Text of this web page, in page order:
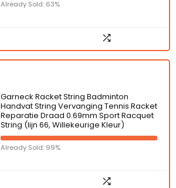
Already Sold: 63%
Garneck Racket String Badminton
Handvat String Vervanging Tennis Racket
Reparatie Draad 0.69mm Sport Racquet
String (lijn 66, Willekeurige Kleur)
Already Sold: 99%